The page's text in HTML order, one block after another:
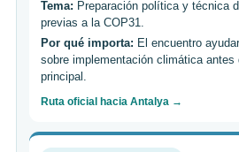
Tema: Preparación política y técnica
previas a la COP31.
Por qué importa: El encuentro
sobre implementación climática antes
principal.
Ruta oficial hacia Antalya →